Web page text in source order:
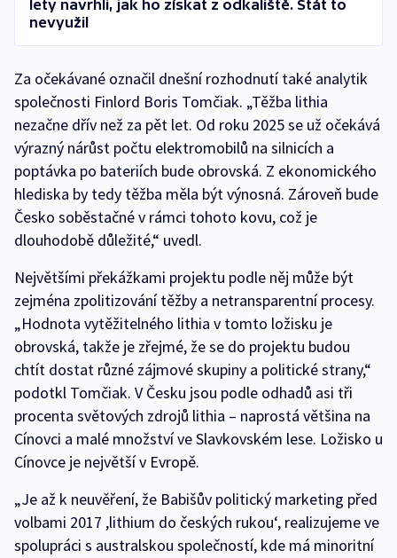
lety navrhli, jak ho získat z odkaliště. Stát to
nevyužil
Za očekávané označil dnešní rozhodnutí také analytik
společnosti Finlord Boris Tomčiak. „Těžba lithia
nezačne dřív než za pět let. Od roku 2025 se už očekává
výrazný nárůst počtu elektromobilů na silnicích a
poptávka po bateriích bude obrovská. Z ekonomického
hlediska by tedy těžba měla být výnosná. Zároveň bude
Česko soběstačné v rámci tohoto kovu, což je
dlouhodobě důležité,“ uvedl.
Největšími překážkami projektu podle něj může být
zejména zpolitizování těžby a netransparentní procesy.
„Hodnota vytěžitelného lithia v tomto ložisku je
obrovská, takže je zřejmé, že se do projektu budou
chtít dostat různé zájmové skupiny a politické strany,“
podotkl Tomčiak. V Česku jsou podle odhadů asi tři
procenta světových zdrojů lithia – naprostá většina na
Cínovci a malé množství ve Slavkovském lese. Ložisko u
Cínovce je největší v Evropě.
„Je až k neuvěření, že Babišův politický marketing před
volbami 2017 ,lithium do českých rukou‘, realizujeme ve
spolupráci s australskou společností, kde má minoritní